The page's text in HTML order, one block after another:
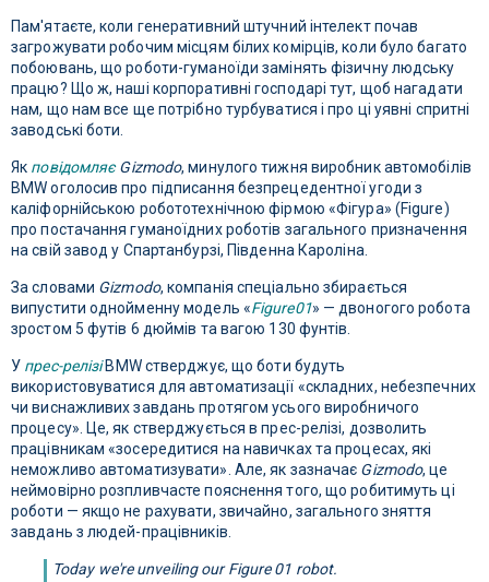
Пам'ятаєте, коли генеративний штучний інтелект почав
загрожувати робочим місцям білих комірців, коли було багато
побоювань, що роботи-гуманоїди замінять фізичну людську
працю? Що ж, наші корпоративні господарі тут, щоб нагадати
нам, що нам все ще потрібно турбуватися і про ці уявні спритні
заводські боти.
Як повідомляє Gizmodo, минулого тижня виробник автомобілів
BMW оголосив про підписання безпрецедентної угоди з
каліфорнійською робототехнічною фірмою «Фігура» (Figure)
про постачання гуманоїдних роботів загального призначення
на свій завод у Спартанбурзі, Південна Кароліна.
За словами Gizmodo, компанія спеціально збирається
випустити однойменну модель «Figure01» — двоногого робота
зростом 5 футів 6 дюймів та вагою 130 фунтів.
У прес-релізіBMW стверджує, що боти будуть
використовуватися для автоматизації «складних, небезпечних
чи виснажливих завдань протягом усього виробничого
процесу». Це, як стверджується в прес-релізі, дозволить
працівникам «зосередитися на навичках та процесах, які
неможливо автоматизувати». Але, як зазначає Gizmodo, це
неймовірно розпливчасте пояснення того, що робитимуть ці
роботи — якщо не рахувати, звичайно, загального зняття
завдань з людей-працівників.
Today we're unveiling our Figure 01 robot.